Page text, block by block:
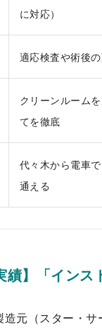
に対応）
適応検査や術後
クリーンルーム
てを徹底
代々木から電車
通える
績】「イン
元（スター・